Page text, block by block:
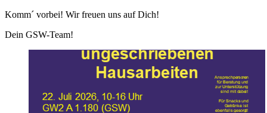
Komm´ vorbei! Wir freuen uns auf Dich!
Dein GSW-Team!